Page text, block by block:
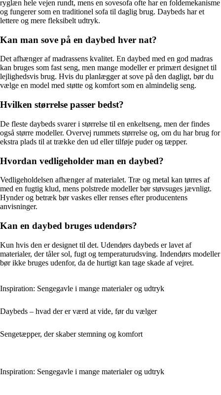
ryglæn hele vejen rundt, mens en sovesofa ofte har en foldemekanisme
og fungerer som en traditionel sofa til daglig brug. Daybeds har et
lettere og mere fleksibelt udtryk.
Kan man sove på en daybed hver nat?
Det afhænger af madrassens kvalitet. En daybed med en god madras
kan bruges som fast seng, men mange modeller er primært designet til
lejlighedsvis brug. Hvis du planlægger at sove på den dagligt, bør du
vælge en model med støtte og komfort som en almindelig seng.
Hvilken størrelse passer bedst?
De fleste daybeds svarer i størrelse til en enkeltseng, men der findes
også større modeller. Overvej rummets størrelse og, om du har brug for
ekstra plads til at trække den ud eller tilføje puder og tæpper.
Hvordan vedligeholder man en daybed?
Vedligeholdelsen afhænger af materialet. Træ og metal kan tørres af
med en fugtig klud, mens polstrede modeller bør støvsuges jævnligt.
Hynder og betræk bør vaskes eller renses efter producentens
anvisninger.
Kan en daybed bruges udendørs?
Kun hvis den er designet til det. Udendørs daybeds er lavet af
materialer, der tåler sol, fugt og temperaturudsving. Indendørs modeller
bør ikke bruges udenfor, da de hurtigt kan tage skade af vejret.
Inspiration: Sengegavle i mange materialer og udtryk
Daybeds – hvad der er værd at vide, før du vælger
Sengetæpper, der skaber stemning og komfort
Inspiration: Sengegavle i mange materialer og udtryk